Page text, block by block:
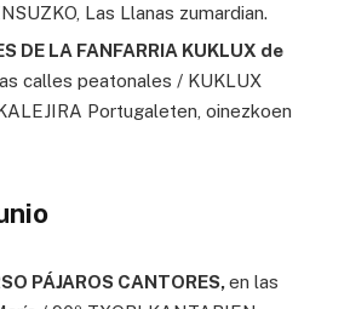
Las Llanas zumardian.
DE LA FANFARRIA KUKLUX de
calles peatonales / KUKLUX
Portugaleten, oinezkoen
PÁJAROS CANTORES,en las